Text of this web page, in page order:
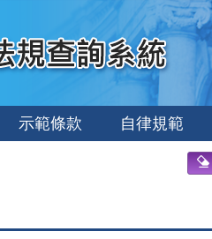
示範條款 自律規範